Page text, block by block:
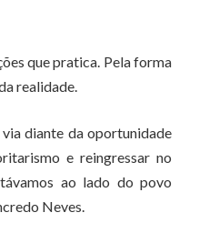
que pratica. Pela forma
realidade.
diante da oportunidade
e reingressar no
ao lado do povo
Neves.